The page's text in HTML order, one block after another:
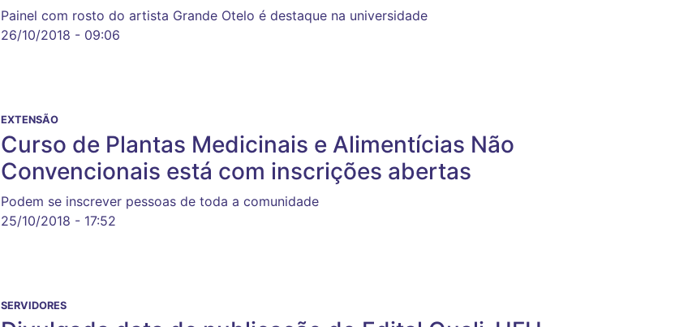
Painel com rosto do artista Grande Otelo é destaque na universidade
26/10/2018 - 09:06
EXTENSÃO
Curso de Plantas Medicinais e Alimentícias Não
Convencionais está com inscrições abertas
Podem se inscrever pessoas de toda a comunidade
25/10/2018 - 17:52
SERVIDORES